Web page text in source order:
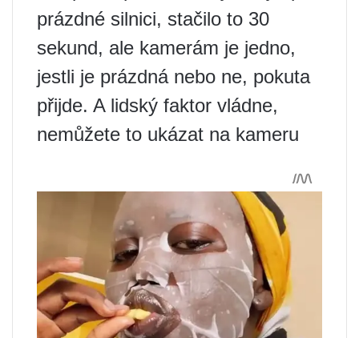
prázdné silnici, stačilo to 30
sekund, ale kamerám je jedno,
jestli je prázdná nebo ne, pokuta
přijde. A lidský faktor vládne,
nemůžete to ukázat na kameru